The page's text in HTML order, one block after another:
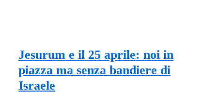
Jesurum e il 25 aprile: noi in
piazza ma senza bandiere di
Israele